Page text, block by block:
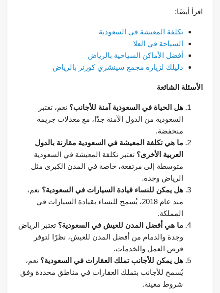
اقرأ أيضًا:
تكلفة المعيشة في السعودية
السياحة في العلا
أفضل الأماكن السياحية بالرياض
دليلك لزيارة مجمع سينشري كورنر بالرياض
الأسئلة الشائعة
هل الحياة في السعودية آمنة للأجانب؟ نعم، تعتبر
السعودية من الدول الآمنة جدًا، مع معدلات جريمة
منخفضة.
ما هي تكلفة المعيشة في السعودية مقارنة بالدول
العربية الأخرى؟ تعتبر تكلفة المعيشة في السعودية
متوسطة إلى مرتفعة، خاصة في المدن الكبرى مثل
الرياض وجدة.
هل يمكن للنساء قيادة السيارات في السعودية؟ نعم،
منذ عام 2018، يُسمح للنساء بقيادة السيارات في
المملكة.
ما هي أفضل المدن للعيش في السعودية؟ تعتبر الرياض
وجدة والدمام من أفضل المدن للعيش، نظرًا لتوفر
فرص العمل والخدمات.
هل يمكن للأجانب تملك العقارات في السعودية؟ نعم،
يُسمح للأجانب بتملك العقارات في مناطق محددة وفق
شروط معينة.